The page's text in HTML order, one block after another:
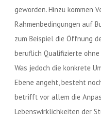
geworden. Hinzu kommen
Rahmenbedingungen auf
zum Beispiel die Öffnung
beruflich Qualifizierte
Was jedoch die konkrete
Ebene angeht, besteht
betrifft vor allem die
Lebenswirklichkeiten der